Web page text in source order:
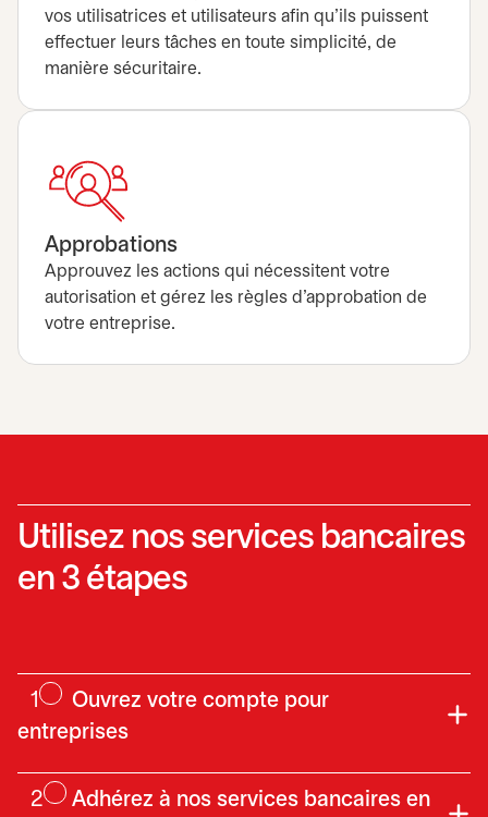
vos utilisatrices et utilisateurs afin qu’ils puissent
effectuer leurs tâches en toute simplicité, de
manière sécuritaire.
Approbations
Approuvez les actions qui nécessitent votre
autorisation et gérez les règles d’approbation de
votre entreprise.
Utilisez nos services bancaires
en 3 étapes
1
Ouvrez votre compte pour
entreprises
2 Adhérez à nos services bancaires en